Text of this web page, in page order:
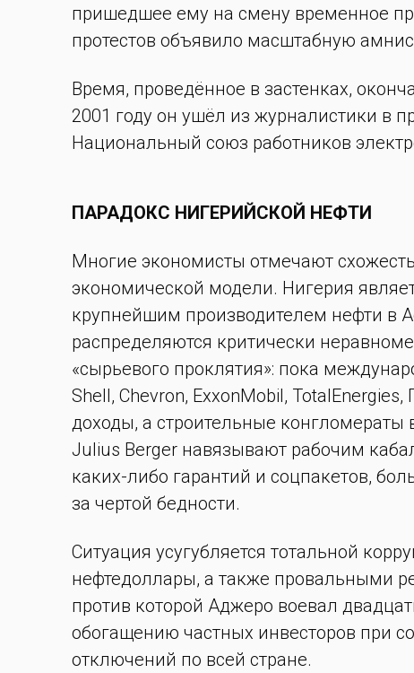
пришедшее ему на смену временное
протестов объявило масштабную
Время, проведённое в застенках,
2001 году он ушёл из журналистики в
Национальный союз работников
ПАРАДОКС НИГЕРИЙСКОЙ НЕФТИ
Многие экономисты отмечают
экономической модели. Нигерия
крупнейшим производителем нефти в
распределяются критически
«сырьевого проклятия»: пока
Shell, Chevron, ExxonMobil,
доходы, а строительные
Julius Berger навязывают рабочим
каких-либо гарантий и соцпакетов,
за чертой бедности.
Ситуация усугубляется тотальной
нефтедоллары, а также провальными
против которой Аджеро воевал
обогащению частных инвесторов при
отключений по всей стране.